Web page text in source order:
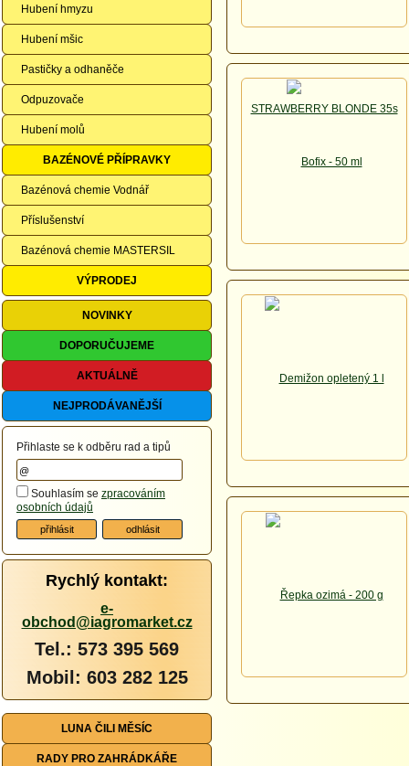
Hubení hmyzu
Hubení mšic
Pastičky a odhaněče
Odpuzovače
Hubení molů
BAZÉNOVÉ PŘÍPRAVKY
Bazénová chemie Vodnář
Příslušenství
Bazénová chemie MASTERSIL
VÝPRODEJ
NOVINKY
DOPORUČUJEME
AKTUÁLNĚ
NEJPRODÁVANĚJŠÍ
Přihlaste se k odběru rad a tipů
Souhlasím se zpracováním
osobních údajů
Rychlý kontakt:
e-
obchod@iagromarket.cz
Tel.: 573 395 569
Mobil: 603 282 125
LUNA ČILI MĚSÍC
RADY PRO ZAHRÁDKÁŘE